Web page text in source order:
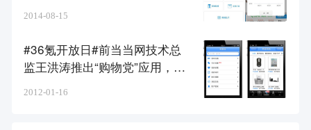
2014-08-15
#36氪开放日#前当当网技术总
监王洪涛推出“购物党”应用，支
2012-01-16